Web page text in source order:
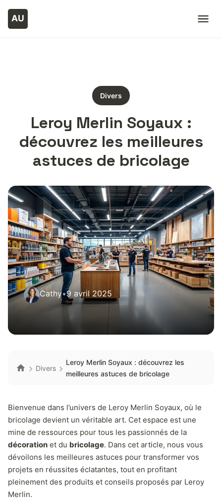
Divers
Leroy Merlin Soyaux :
découvrez les meilleures
astuces de bricolage
Cathy•9 avril 2025
Divers
Leroy Merlin Soyaux : découvrez les
meilleures astuces de bricolage
Bienvenue dans l’univers de Leroy Merlin Soyaux, où le
bricolage devient un véritable art. Cet espace est une
mine de ressources pour tous les passionnés de la
décoration et du bricolage. Dans cet article, nous vous
dévoilons les meilleures astuces pour transformer vos
projets en réussites éclatantes, tout en profitant
pleinement des produits et conseils proposés par Leroy
Merlin.